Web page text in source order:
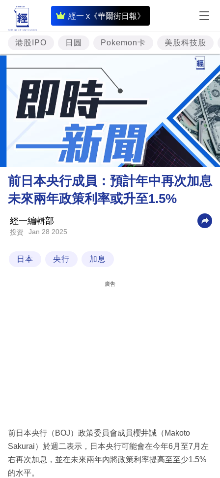
經一 x《華爾街日報》
即
時
財
經
專
題
投
資
樓
市
財
商
科
區
港股IPO 日圓 Pokemon卡 美股科技股
前日本央行成員：預計年中再次加息
未來兩年政策利率或升至1.5%
經一編輯部
投資 Jan 28 2025
日本 央行 加息
廣告
前日本央行（BOJ）政策委員會成員櫻井誠（Makoto
Sakurai）於週二表示，日本央行可能會在今年6月至7月左
右再次加息，並在未來兩年內將政策利率提高至至少1.5%
的水平。